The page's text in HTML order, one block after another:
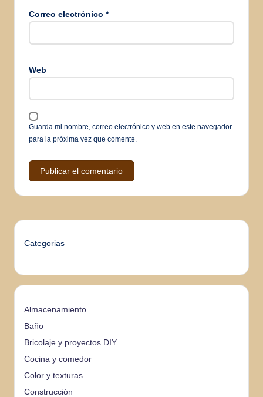
Correo electrónico *
Web
Guarda mi nombre, correo electrónico y web en este navegador
para la próxima vez que comente.
Categorias
Almacenamiento
Baño
Bricolaje y proyectos DIY
Cocina y comedor
Color y texturas
Construcción